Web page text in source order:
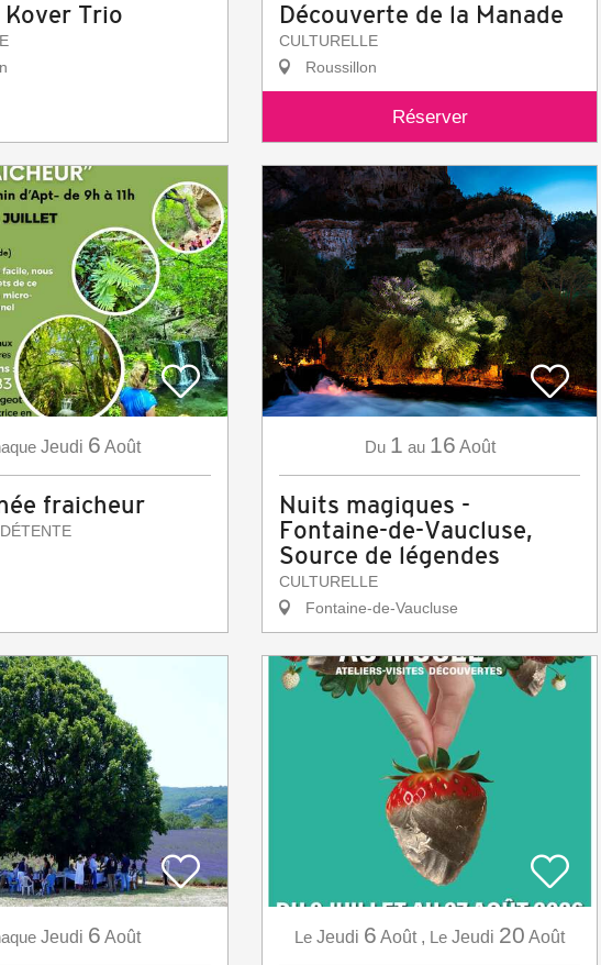
Trio Découverte de la Manade
CULTURELLE
Roussillon
Réserver
Jeudi 6 Août
fraicheur
Du 1 au 16 Août
Nuits magiques -
Fontaine-de-Vaucluse,
Source de légendes
CULTURELLE
Fontaine-de-Vaucluse
Jeudi 6 Août Le Jeudi 6 Août, Le Jeudi 20 Août